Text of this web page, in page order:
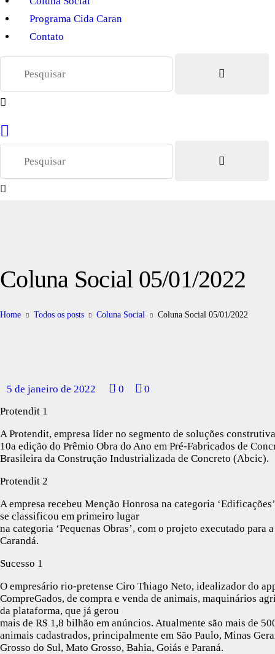
Programa Cida Caran
Contato
Coluna Social 05/01/2022
Home Todos os posts Coluna Social Coluna Social 05/01/2022
5 de janeiro de 2022 0
0
Protendit 1
A Protendit, empresa líder no segmento de soluções
10a edição do Prêmio Obra do Ano em Pré-Fabricados de
Brasileira da Construção Industrializada de Concreto (Abcic).
Protendit 2
A empresa recebeu Menção Honrosa na categoria
se classificou em primeiro lugar
na categoria ‘Pequenas Obras’, com o projeto executado para
Carandá.
Sucesso 1
O empresário rio-pretense Ciro Thiago Neto, idealizador do
CompreGados, de compra e venda de animais, maquinários
da plataforma, que já gerou
mais de R$ 1,8 bilhão em anúncios. Atualmente são mais de
animais cadastrados, principalmente em São Paulo, Minas
Grosso do Sul, Mato Grosso, Bahia, Goiás e Paraná.